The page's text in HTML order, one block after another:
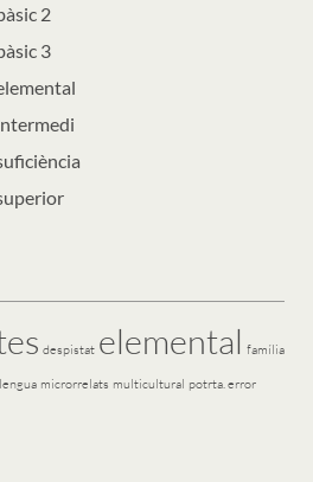
2
3
despistat elemental família
microrrelats multicultural potrta. error